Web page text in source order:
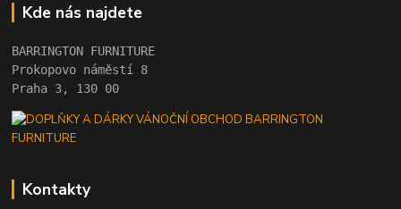
Kde nás najdete
BARRINGTON FURNITURE
Prokopovo náměstí 8
Praha 3, 130 00
Kontakty